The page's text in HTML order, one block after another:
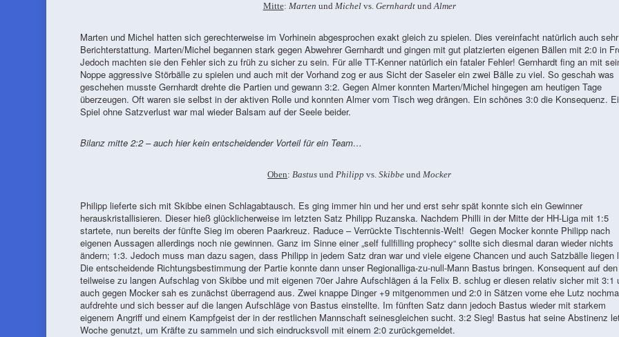
Mitte: Marten und Michelvs. GernhardtundAlmer
Marten und Michel hatten sich gerechterweise im Vorhinein abgesprochen exakt gleich zu spielen. Dies vereinfacht natürlich auch
Berichterstattung. Marten/Michel begannen stark gegen Abwehrer Gernhardt und gingen mit gut platzierten eigenen Bällen mit 2:0 in
Jedoch machten sie den Fehler sich zu früh zu sicher zu sein. Für alle TT-Kenner natürlich ein fataler Fehler! Gernhardt fing an mit
Noppe aggressive Störbälle zu spielen und auch mit der Vorhand zog er aus Sicht der Saseler ein zwei Bälle zu viel. So geschah was
geschehen musste Gernhardt drehte die Partien und gewann 3:2. Gegen Almer konnten Marten/Michel hingegen am heutigen Tage
überzeugen. Oft waren sie selbst in der aktiven Rolle und konnten Almer vom Tisch weg drängen. Ein schönes 3:0 die Konsequenz.
Spiel ohne Satzverlust war mal wieder Balsam auf der Seele beider.
Bilanz mitte 2:2 – auch hier kein entscheidender Vorteil für ein Team…
Oben:Bastus undPhilipp vs.Skibbe undMocker
Philipp lieferte sich mit Skibbe einen Schlagabtausch. Es ging immer hin und her und erst sehr spät konnte sich ein Gewinner
herauskristallisieren. Dieser hieß glücklicherweise im letzten Satz Philipp Ruzanska. Nachdem Philli in der Mitte der HH-Liga mit 1:5
startete, nun bereits der fünfte Sieg im oberen Paarkreuz. Raduce – Verrückte Tischtennis-Welt! Gegen Mocker konnte Philipp nach
eigenen Aussagen allerdings noch nie gewinnen. Ganz im Sinne einer „self fullfilling prophecy“ sollte sich diesmal daran wieder nichts
ändern; 1:3. Jedoch muss man dazu sagen, dass Philipp in jedem Satz dran war und viele eigene Chancen und auch Satzbälle liegen
Die entscheidende Richtungsbestimmung der Partie konnte dann unser Regionalliga-zu-null-Mann Bastus bringen. Konsequent auf den
teilweise zu langen Aufschlag von Skibbe und mit eigenen 70er Jahre Aufschlägen á la Felix B. schlug er diesen relativ sicher mit 3:1
auch gegen Mocker sah es zunächst überragend aus. Zwei knappe Dinger +9 mitgenommen und 2:0 in Sätzen vorne ehe Lutz
aufdrehte und sich besser auf die langen Aufschläge von Bastus einstellte. Im fünften Satz dann jedoch Bastus wieder mit starkem
eigenem Angriff und einem Kampfgeist der in der restlichen Mannschaft seinesgleichen sucht. 3:2 Sieg! Bastus hat seine Abstinenz
Woche genutzt, um Kräfte zu sammeln und sich eindrucksvoll mit einem 2:0 zurückgemeldet.